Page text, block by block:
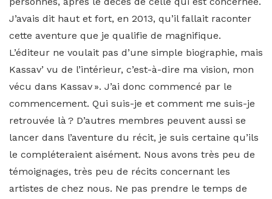
J’avais dit haut et fort, en 2013, qu’il fallait raconter
cette aventure que je qualifie de magnifique.
L’éditeur ne voulait pas d’une simple biographie, mais
Kassav’ vu de l’intérieur, c’est-à-dire ma vision, mon
vécu dans Kassav ». J’ai donc commencé par le
commencement. Qui suis-je et comment me suis-je
retrouvée là ? D’autres membres peuvent aussi se
lancer dans l’aventure du récit, je suis certaine qu’ils
le compléteraient aisément. Nous avons très peu de
témoignages, très peu de récits concernant les
artistes de chez nous. Ne pas prendre le temps de